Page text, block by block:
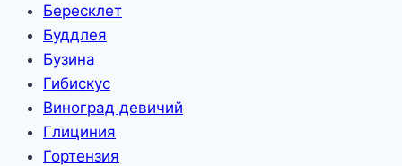
Бересклет
Буддлея
Бузина
Гибискус
Виноград девичий
Глициния
Гортензия